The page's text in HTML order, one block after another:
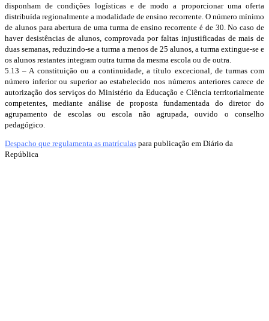
disponham de condições logísticas e de modo a proporcionar uma oferta
distribuída regionalmente a modalidade de ensino recorrente. O número mínimo
de alunos para abertura de uma turma de ensino recorrente é de 30. No caso de
haver desistências de alunos, comprovada por faltas injustificadas de mais de
duas semanas, reduzindo-se a turma a menos de 25 alunos, a turma extingue-se e
os alunos restantes integram outra turma da mesma escola ou de outra.
5.13 – A constituição ou a continuidade, a título excecional, de turmas com
número inferior ou superior ao estabelecido nos números anteriores carece de
autorização dos serviços do Ministério da Educação e Ciência territorialmente
competentes, mediante análise de proposta fundamentada do diretor do
agrupamento de escolas ou escola não agrupada, ouvido o conselho
pedagógico.
Despacho que regulamenta as matrículas para publicação em Diário da
República